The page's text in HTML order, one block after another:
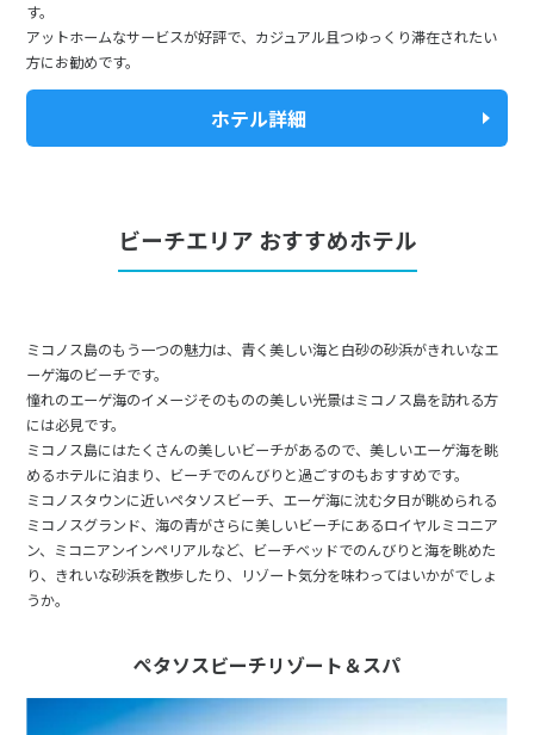
す。
アットホームなサービスが好評で、カジュアル且つゆっくり滞在されたい
方にお勧めです。
ホテル詳細
ビーチエリア おすすめホテル
ミコノス島のもう一つの魅力は、青く美しい海と白砂の砂浜がきれいなエ
ーゲ海のビーチです。
憧れのエーゲ海のイメージそのものの美しい光景はミコノス島を訪れる方
には必見です。
ミコノス島にはたくさんの美しいビーチがあるので、美しいエーゲ海を眺
めるホテルに泊まり、ビーチでのんびりと過ごすのもおすすめです。
ミコノスタウンに近いペタソスビーチ、エーゲ海に沈む夕日が眺められる
ミコノスグランド、海の青がさらに美しいビーチにあるロイヤルミコニア
ン、ミコニアンインペリアルなど、ビーチベッドでのんびりと海を眺めた
り、きれいな砂浜を散歩したり、リゾート気分を味わってはいかがでしょ
うか。
ぺタソスビーチリゾート＆スパ